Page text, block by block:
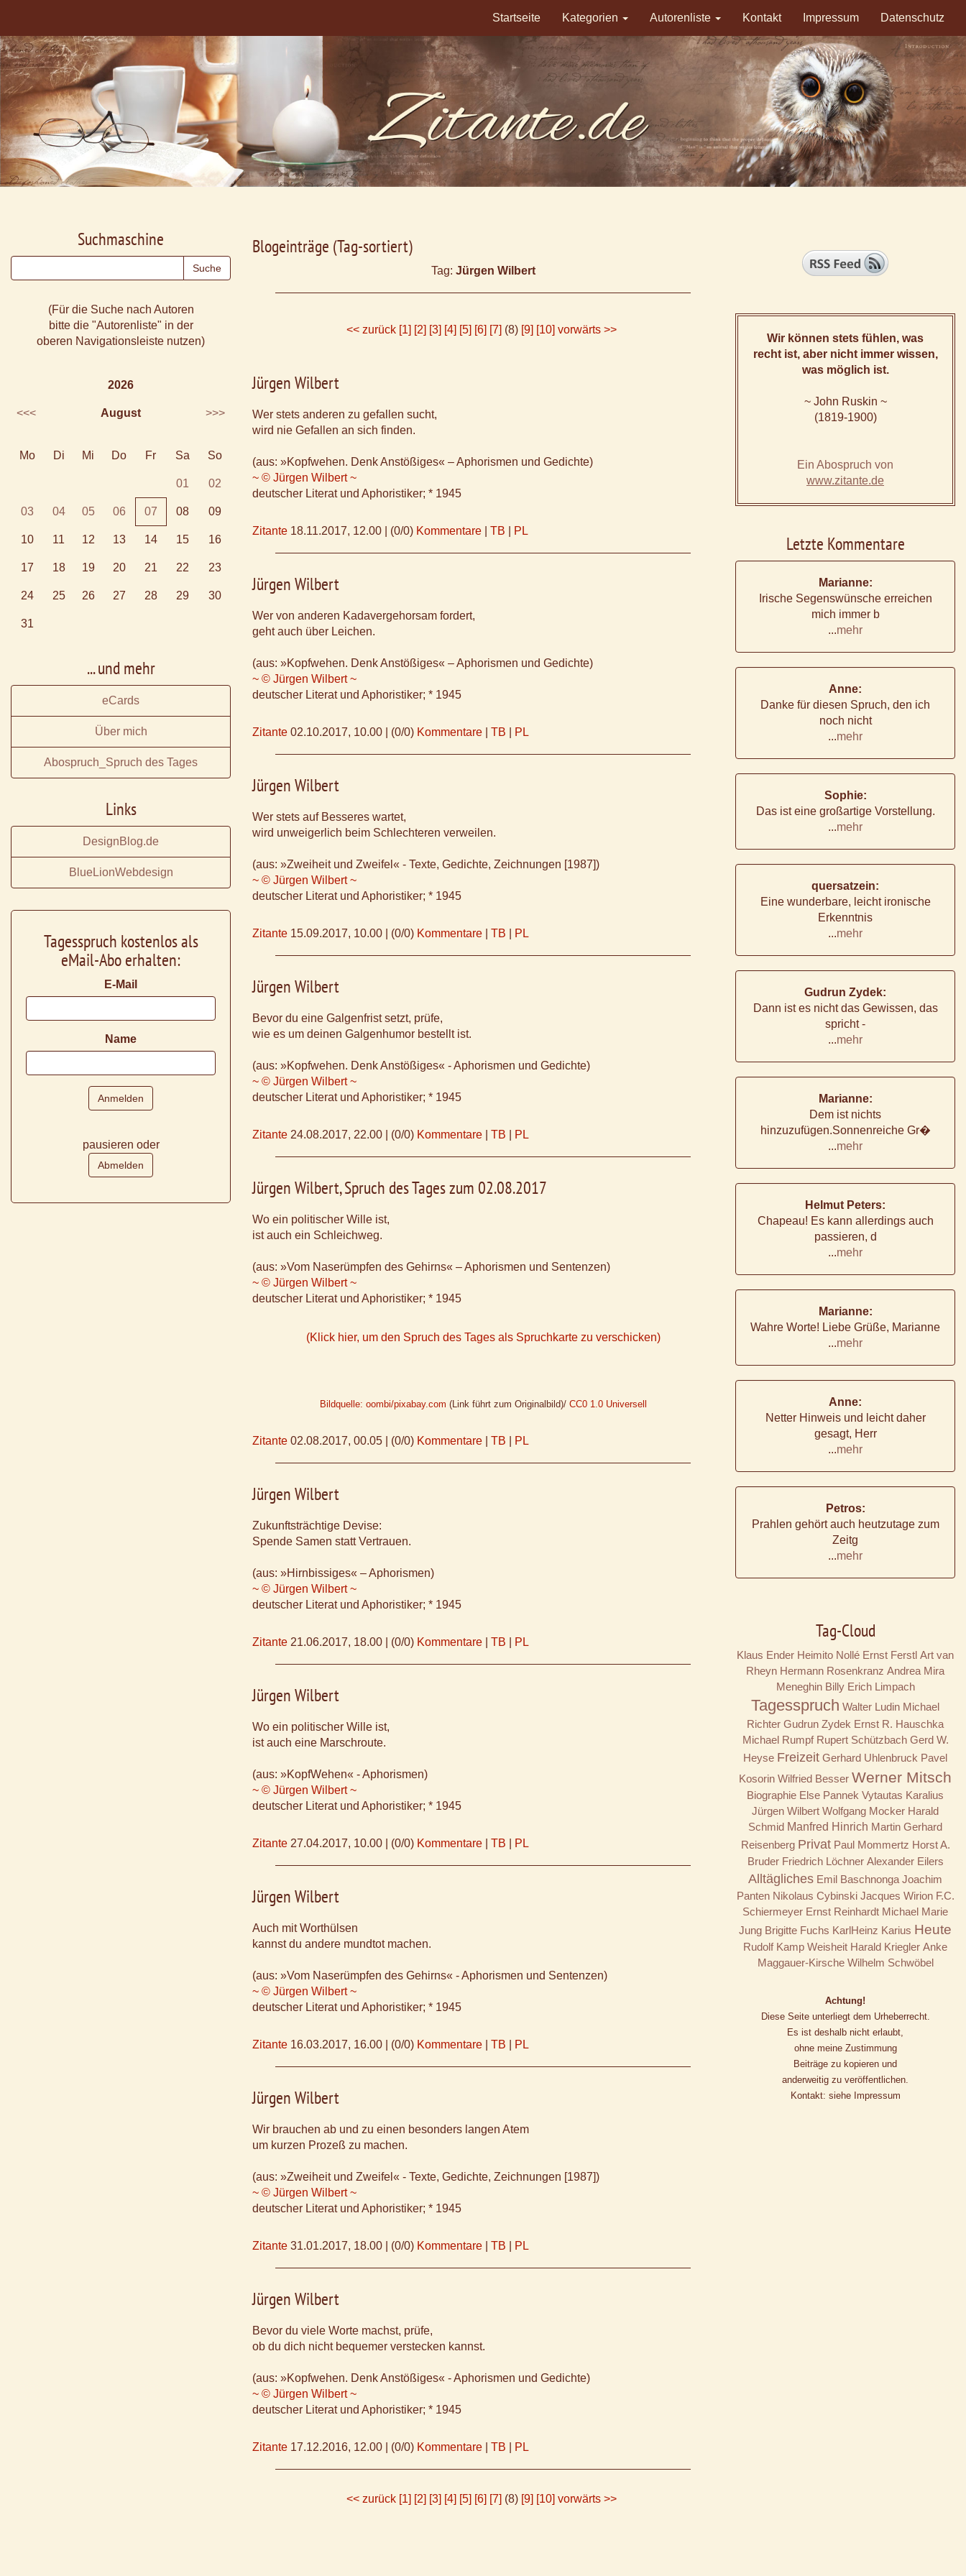
Startseite Kategorien Autorenliste Kontakt Impressum Datenschutz
Blogeinträge (Tag-sortiert)
Tag: Jürgen Wilbert
<< zurück [1] [2] [3] [4] [5] [6] [7] (8) [9] [10] vorwärts >>
Jürgen Wilbert
Wer stets anderen zu gefallen sucht,
wird nie Gefallen an sich finden.
(aus: »Kopfwehen. Denk Anstößiges« – Aphorismen und Gedichte)
~ © Jürgen Wilbert ~
deutscher Literat und Aphoristiker; * 1945
Zitante 18.11.2017, 12.00 (0/0) Kommentare TB PL
Jürgen Wilbert
Wer von anderen Kadavergehorsam fordert,
geht auch über Leichen.
(aus: »Kopfwehen. Denk Anstößiges« – Aphorismen und Gedichte)
~ © Jürgen Wilbert ~
deutscher Literat und Aphoristiker; * 1945
Zitante 02.10.2017, 10.00 (0/0) Kommentare TB PL
Jürgen Wilbert
Wer stets auf Besseres wartet,
wird unweigerlich beim Schlechteren verweilen.
(aus: »Zweiheit und Zweifel« - Texte, Gedichte, Zeichnungen [1987])
~ © Jürgen Wilbert ~
deutscher Literat und Aphoristiker; * 1945
Zitante 15.09.2017, 10.00 (0/0) Kommentare TB PL
Jürgen Wilbert
Bevor du eine Galgenfrist setzt, prüfe,
wie es um deinen Galgenhumor bestellt ist.
(aus: »Kopfwehen. Denk Anstößiges« - Aphorismen und Gedichte)
~ © Jürgen Wilbert ~
deutscher Literat und Aphoristiker; * 1945
Zitante 24.08.2017, 22.00 (0/0) Kommentare TB PL
Jürgen Wilbert, Spruch des Tages zum 02.08.2017
Wo ein politischer Wille ist,
ist auch ein Schleichweg.
(aus: »Vom Naserümpfen des Gehirns« – Aphorismen und Sentenzen)
~ © Jürgen Wilbert ~
deutscher Literat und Aphoristiker; * 1945
(Klick hier, um den Spruch des Tages als Spruchkarte zu verschicken)
Bildquelle: oombi/pixabay.com (Link führt zum Originalbild)/ CC0 1.0 Universell
Zitante 02.08.2017, 00.05 (0/0) Kommentare TB PL
Jürgen Wilbert
Zukunftsträchtige Devise:
Spende Samen statt Vertrauen.
(aus: »Hirnbissiges« – Aphorismen)
~ © Jürgen Wilbert ~
deutscher Literat und Aphoristiker; * 1945
Zitante 21.06.2017, 18.00 (0/0) Kommentare TB PL
Jürgen Wilbert
Wo ein politischer Wille ist,
ist auch eine Marschroute.
(aus: »KopfWehen« - Aphorismen)
~ © Jürgen Wilbert ~
deutscher Literat und Aphoristiker; * 1945
Zitante 27.04.2017, 10.00 (0/0) Kommentare TB PL
Jürgen Wilbert
Auch mit Worthülsen
kannst du andere mundtot machen.
(aus: »Vom Naserümpfen des Gehirns« - Aphorismen und Sentenzen)
~ © Jürgen Wilbert ~
deutscher Literat und Aphoristiker; * 1945
Zitante 16.03.2017, 16.00 (0/0) Kommentare TB PL
Jürgen Wilbert
Wir brauchen ab und zu einen besonders langen Atem
um kurzen Prozeß zu machen.
(aus: »Zweiheit und Zweifel« - Texte, Gedichte, Zeichnungen [1987])
~ © Jürgen Wilbert ~
deutscher Literat und Aphoristiker; * 1945
Zitante 31.01.2017, 18.00 (0/0) Kommentare TB PL
Jürgen Wilbert
Bevor du viele Worte machst, prüfe,
ob du dich nicht bequemer verstecken kannst.
(aus: »Kopfwehen. Denk Anstößiges« - Aphorismen und Gedichte)
~ © Jürgen Wilbert ~
deutscher Literat und Aphoristiker; * 1945
Zitante 17.12.2016, 12.00 (0/0) Kommentare TB PL
<< zurück [1] [2] [3] [4] [5] [6] [7] (8) [9] [10] vorwärts >>
Suchmaschine
(Für die Suche nach Autoren
bitte die "Autorenliste" in der
oberen Navigationsleiste nutzen)
2026
<<< August >>>
Mo Di Mi Do Fr Sa So
01 02
03 04 05 06 07 08 09
10 11 12 13 14 15 16
17 18 19 20 21 22 23
24 25 26 27 28 29 30
31
... und mehr
eCards
Über mich
Abospruch_Spruch des Tages
Links
DesignBlog.de
BlueLionWebdesign
Tagesspruch kostenlos als
eMail-Abo erhalten:
E-Mail
Name
pausieren oder
Wir können stets fühlen, was
recht ist, aber nicht immer wissen,
was möglich ist.
~ John Ruskin ~
(1819-1900)
Ein Abospruch von
www.zitante.de
Letzte Kommentare
Marianne:
Irische Segenswünsche erreichen
mich immer b
...mehr
Anne:
Danke für diesen Spruch, den ich
noch nicht
...mehr
Sophie:
Das ist eine großartige Vorstellung.
...mehr
quersatzein:
Eine wunderbare, leicht ironische
Erkenntnis
...mehr
Gudrun Zydek:
Dann ist es nicht das Gewissen, das
spricht -
...mehr
Marianne:
Dem ist nichts
hinzuzufügen.Sonnenreiche Gr�
...mehr
Helmut Peters:
Chapeau! Es kann allerdings auch
passieren, d
...mehr
Marianne:
Wahre Worte! Liebe Grüße, Marianne
...mehr
Anne:
Netter Hinweis und leicht daher
gesagt, Herr
...mehr
Petros:
Prahlen gehört auch heutzutage zum
Zeitg
...mehr
Tag-Cloud
Klaus Ender Heimito Nollé Ernst Ferstl Art van
Rheyn Hermann Rosenkranz Andrea Mira
Meneghin Billy Erich Limpach
Tagesspruch Walter Ludin Michael
Richter Gudrun Zydek Ernst R. Hauschka
Michael Rumpf Rupert Schützbach Gerd W.
Heyse Freizeit Gerhard Uhlenbruck Pavel
Kosorin Wilfried Besser Werner Mitsch
Biographie Else Pannek Vytautas Karalius
Jürgen Wilbert Wolfgang Mocker Harald
Schmid Manfred Hinrich Martin Gerhard
Reisenberg Privat Paul Mommertz Horst A.
Bruder Friedrich Löchner Alexander Eilers
Alltägliches Emil Baschnonga Joachim
Panten Nikolaus Cybinski Jacques Wirion F.C.
Schiermeyer Ernst Reinhardt Michael Marie
Jung Brigitte Fuchs KarlHeinz Karius Heute
Rudolf Kamp Weisheit Harald Kriegler Anke
Maggauer-Kirsche Wilhelm Schwöbel
Achtung!
Diese Seite unterliegt dem Urheberrecht.
Es ist deshalb nicht erlaubt,
ohne meine Zustimmung
Beiträge zu kopieren und
anderweitig zu veröffentlichen.
Kontakt: siehe Impressum